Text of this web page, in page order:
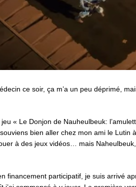
ce soir, ça m’a un peu déprimé,
« Le Donjon de Nauheulbeuk:
bien aller chez mon ami le
à des jeux vidéos… mais
financement participatif, je suis arrivé